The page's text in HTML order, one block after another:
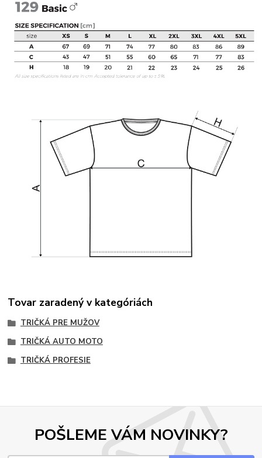
Tovar zaradený v kategóriách
TRIČKÁ PRE MUŽOV
TRIČKÁ AUTO MOTO
TRIČKÁ PROFESIE
POŠLEME VÁM NOVINKY?